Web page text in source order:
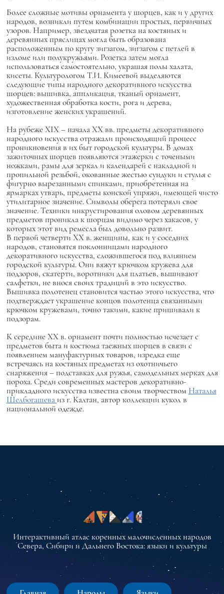
Более сложные мотивы орнамента у шорцев, как и у других
народов, возникли путем комбинации простых, первичных
узоров. Например, звездчатая розетка на костяных и
деревянных пряслицах могла быть образована
расположенным по кругу зигзагом, зигзагом с петлей в
изломе или полукружьями. Розетка затем могла
использоваться самостоятельно, украшая полы халата,
кисеты. Культурологом Т.И. Кимеевой выделяются
следующие типы народного декоративного искусства
шорцев: вышивка, аппликация, тканый орнамент,
художественная обработка кости, рога и дерева,
изготовление женских украшений.
На рубеже XIX – начала ХХ вв. предметы декоративного
народного искусства отражали происходящий процесс
проникновения в их быт городской культуры. В домах
зажиточных шорцев появляются этажерки с точеными
ножками, рамы для зеркал и календарей с накладной и
пропильной резьбой, окованные жестью сундуки и стулья с
фигурно вырезанными спинками, приобретенная на
ярмарках утварь, предметы конской упряжи, имеющей чисто
утилитарное значение. Символы оберега потеряли свое
значение. Техники инкрустирования оловом деревянных
предметов проникла к шорцам видимо через хакасов, у
которых этот вид ремесла был довольно развит.
В первой четверти ХХ в. женщины, как и у соседних
народов, становятся поклонницами народного
декоративного искусства, сложившегося под влиянием
городской культуры. Они вяжут крючком кружева для
подзоров, скатерти, воротники для платьев, вышивают
салфетки, не внося своих традиций в это искусство.
Вышивка полотенец становится частью этого искусства, что
подтверждает украшение концов полотенца связанными
крючком кружевами, точно такими, какие пришивали к
подзорам.
К середине ХХ в. орнамент почти полностью исчезает с
предметов быта и костюма таежных шорцев в связи с
появлением мануфактурных товаров, изредка еще
встречаясь на костяных предметах из охотничьего
снаряжения – подставках для ружья, самодельных мерках для
пороха. Среди современных мастеров декоративно-
прикладного искусства известна своим творчеством Наталья
Шелбогашеваиз г. Калтан, автор коллекции кукол в
национальной одежде.
Интерактивный атлас коренных малочисленных народов
Севера, Сибири и Дальнего Востока: языки и культуры